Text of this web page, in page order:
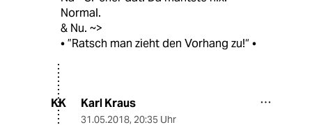
Normal.
& Nu. ~>
• ”Ratsch man zieht den Vorhang zu!“ •
KK Karl Kraus
31.05.2018, 20:35 Uhr